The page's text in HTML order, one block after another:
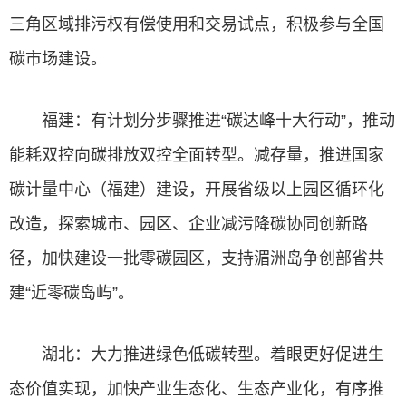
三角区域排污权有偿使用和交易试点，积极参与全国
碳市场建设。
福建：有计划分步骤推进“碳达峰十大行动”，推动
能耗双控向碳排放双控全面转型。减存量，推进国家
碳计量中心（福建）建设，开展省级以上园区循环化
改造，探索城市、园区、企业减污降碳协同创新路
径，加快建设一批零碳园区，支持湄洲岛争创部省共
建“近零碳岛屿”。
湖北：大力推进绿色低碳转型。着眼更好促进生
态价值实现，加快产业生态化、生态产业化，有序推